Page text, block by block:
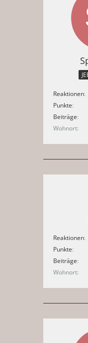
Reaktionen
Punkte
Beiträge
Wohnort
Reaktionen
Punkte
Beiträge
Wohnort